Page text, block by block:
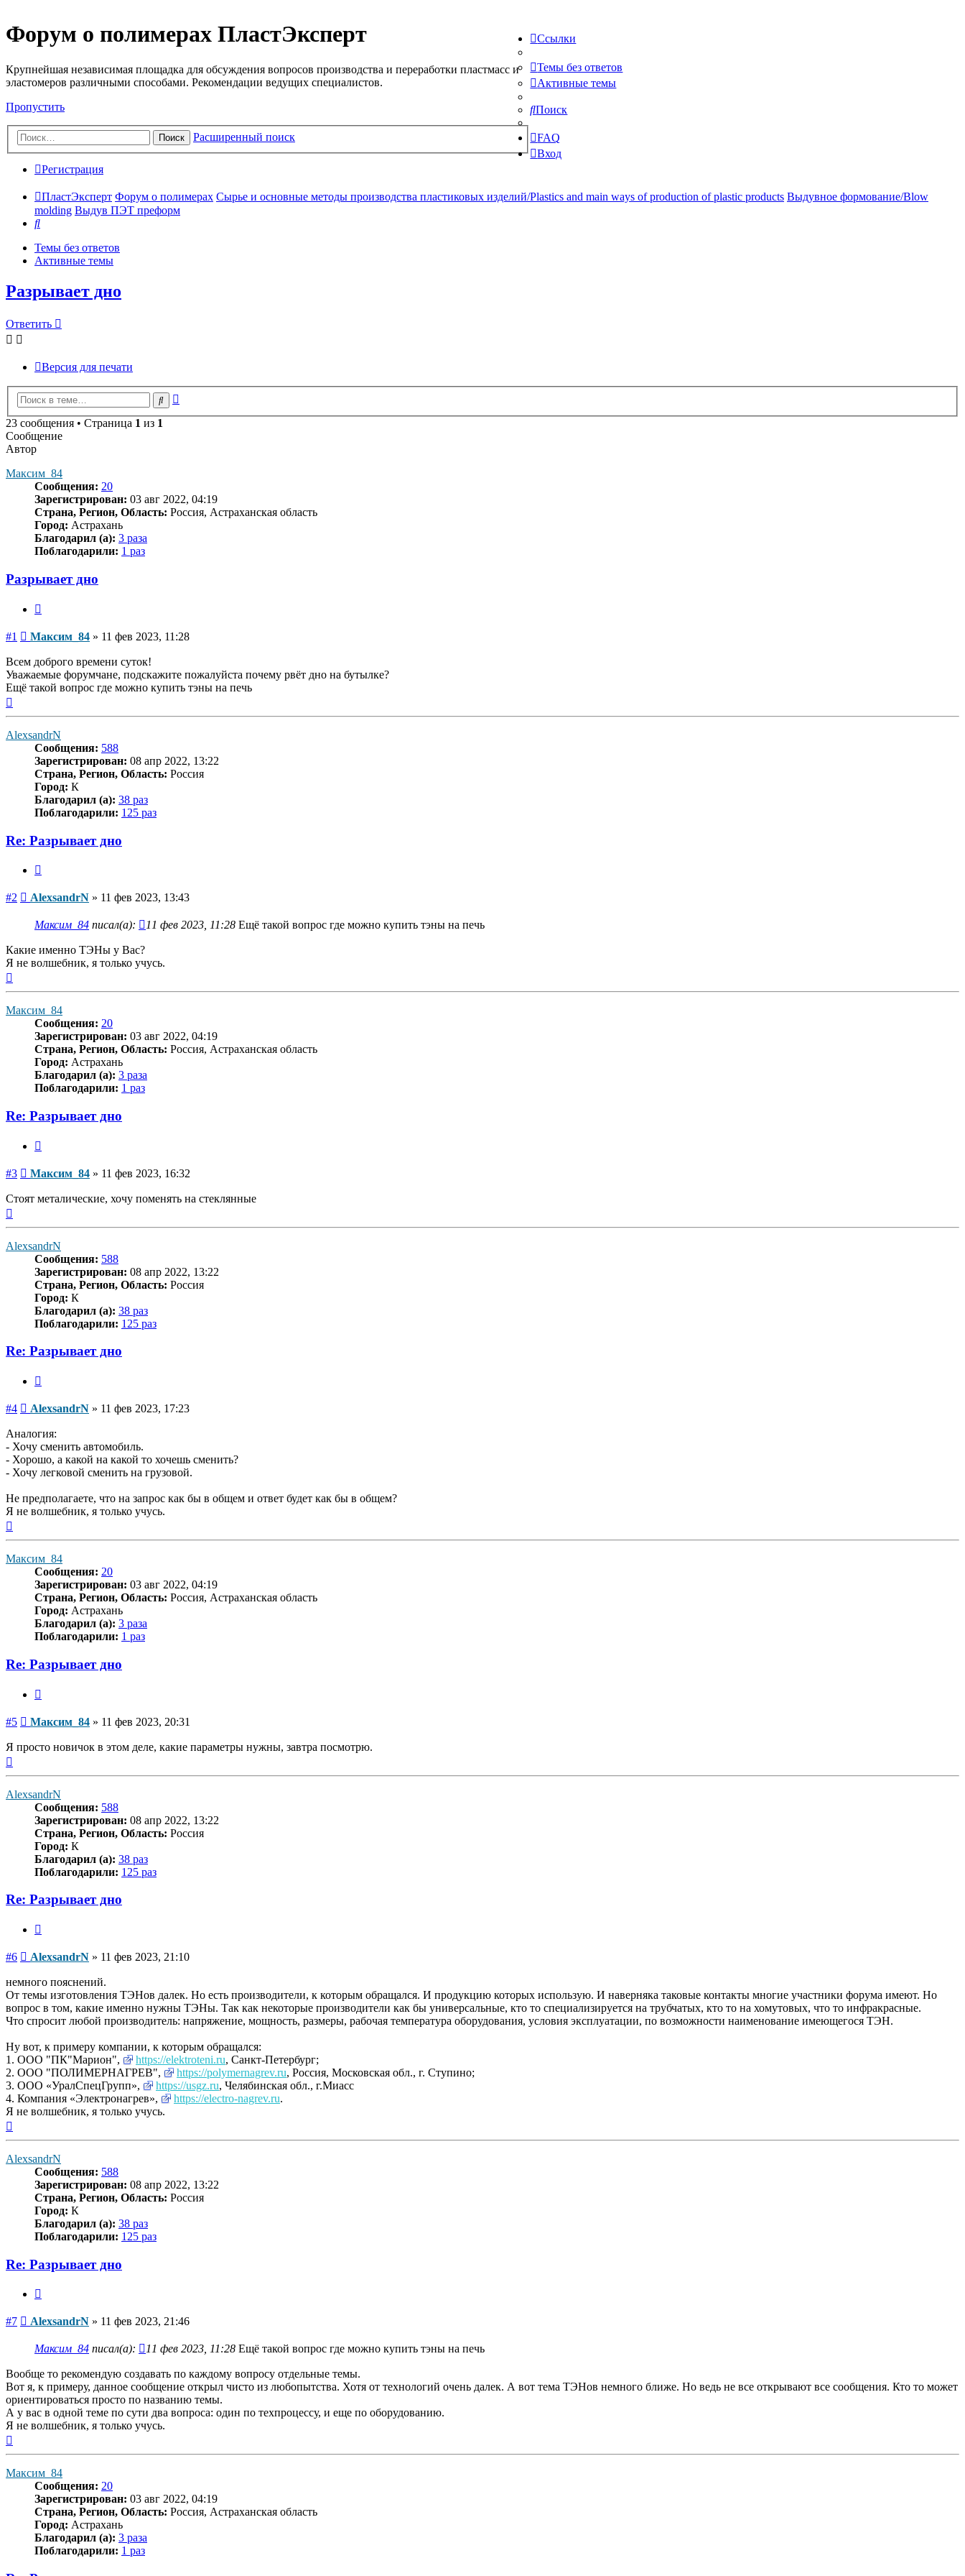
Форум о полимерах ПластЭксперт
Крупнейшая независимая площадка для обсуждения вопросов производства и переработки пластмасс и
эластомеров различными способами. Рекомендации ведущих специалистов.
Пропустить
Поиск Расширенный поиск
Ссылки
Темы без ответов
Активные темы
Поиск
FAQ
Вход
Регистрация
ПластЭксперт Форум о полимерах Сырье и основные методы производства пластиковых изделий/Plastics and main ways of production of plastic products Выдувное формование/Blow
molding Выдув ПЭТ преформ
Поиск
Темы без ответов
Активные темы
Разрывает дно
Ответить
Версия для печати
Поиск
23 сообщения • Страница 1 из 1
Сообщение
Автор
Максим_84
Сообщения: 20
Зарегистрирован: 03 авг 2022, 04:19
Страна, Регион, Область: Россия, Астраханская область
Город: Астрахань
Благодарил (а): 3 раза
Поблагодарили: 1 раз
Разрывает дно
#1 Сообщение
Максим_84 » 11 фев 2023, 11:28
Всем доброго времени суток!
Уважаемые форумчане, подскажите пожалуйста почему рвёт дно на бутылке?
Ещё такой вопрос где можно купить тэны на печь
AlexsandrN
Сообщения: 588
Зарегистрирован: 08 апр 2022, 13:22
Страна, Регион, Область: Россия
Город: К
Благодарил (а): 38 раз
Поблагодарили: 125 раз
Re: Разрывает дно
#2 Сообщение
AlexsandrN » 11 фев 2023, 13:43
Максим_84 писал(а): 11 фев 2023, 11:28 Ещё такой вопрос где можно купить тэны на печь
Какие именно ТЭНы у Вас?
Я не волшебник, я только учусь.
Максим_84
Сообщения: 20
Зарегистрирован: 03 авг 2022, 04:19
Страна, Регион, Область: Россия, Астраханская область
Город: Астрахань
Благодарил (а): 3 раза
Поблагодарили: 1 раз
Re: Разрывает дно
#3 Сообщение
Максим_84 » 11 фев 2023, 16:32
Стоят металические, хочу поменять на стеклянные
AlexsandrN
Сообщения: 588
Зарегистрирован: 08 апр 2022, 13:22
Страна, Регион, Область: Россия
Город: К
Благодарил (а): 38 раз
Поблагодарили: 125 раз
Re: Разрывает дно
#4 Сообщение
AlexsandrN » 11 фев 2023, 17:23
Аналогия:
- Хочу сменить автомобиль.
- Хорошо, а какой на какой то хочешь сменить?
- Хочу легковой сменить на грузовой.
Не предполагаете, что на запрос как бы в общем и ответ будет как бы в общем?
Я не волшебник, я только учусь.
Максим_84
Сообщения: 20
Зарегистрирован: 03 авг 2022, 04:19
Страна, Регион, Область: Россия, Астраханская область
Город: Астрахань
Благодарил (а): 3 раза
Поблагодарили: 1 раз
Re: Разрывает дно
#5 Сообщение
Максим_84 » 11 фев 2023, 20:31
Я просто новичок в этом деле, какие параметры нужны, завтра посмотрю.
AlexsandrN
Сообщения: 588
Зарегистрирован: 08 апр 2022, 13:22
Страна, Регион, Область: Россия
Город: К
Благодарил (а): 38 раз
Поблагодарили: 125 раз
Re: Разрывает дно
#6 Сообщение
AlexsandrN » 11 фев 2023, 21:10
немного пояснений.
От темы изготовления ТЭНов далек. Но есть производители, к которым обращался. И продукцию которых использую. И наверняка таковые контакты многие участники форума имеют. Но
вопрос в том, какие именно нужны ТЭНы. Так как некоторые производители как бы универсальные, кто то специализируется на трубчатых, кто то на хомутовых, что то инфракрасные.
Что спросит любой производитель: напряжение, мощность, размеры, рабочая температура оборудования, условия эксплуатации, по возможности наименование имеющегося ТЭН.
Ну вот, к примеру компании, к которым обращался:
1. ООО "ПК"Марион",
https://elektroteni.ru, Санкт-Петербург;
2. ООО "ПОЛИМЕРНАГРЕВ",
https://polymernagrev.ru, Россия, Московская обл., г. Ступино;
3. ООО «УралСпецГрупп»,
https://usgz.ru, Челябинская обл., г.Миасс
4. Компания «Электронагрев»,
https://electro-nagrev.ru.
Я не волшебник, я только учусь.
AlexsandrN
Сообщения: 588
Зарегистрирован: 08 апр 2022, 13:22
Страна, Регион, Область: Россия
Город: К
Благодарил (а): 38 раз
Поблагодарили: 125 раз
Re: Разрывает дно
#7 Сообщение
AlexsandrN » 11 фев 2023, 21:46
Максим_84 писал(а): 11 фев 2023, 11:28 Ещё такой вопрос где можно купить тэны на печь
Вообще то рекомендую создавать по каждому вопросу отдельные темы.
Вот я, к примеру, данное сообщение открыл чисто из любопытства. Хотя от технологий очень далек. А вот тема ТЭНов немного ближе. Но ведь не все открывают все сообщения. Кто то может
ориентироваться просто по названию темы.
А у вас в одной теме по сути два вопроса: один по техпроцессу, и еще по оборудованию.
Я не волшебник, я только учусь.
к
Максим_84
Сообщения: 20
Зарегистрирован: 03 авг 2022, 04:19
Страна, Регион, Область: Россия, Астраханская область
Город: Астрахань
Благодарил (а): 3 раза
Поблагодарили: 1 раз